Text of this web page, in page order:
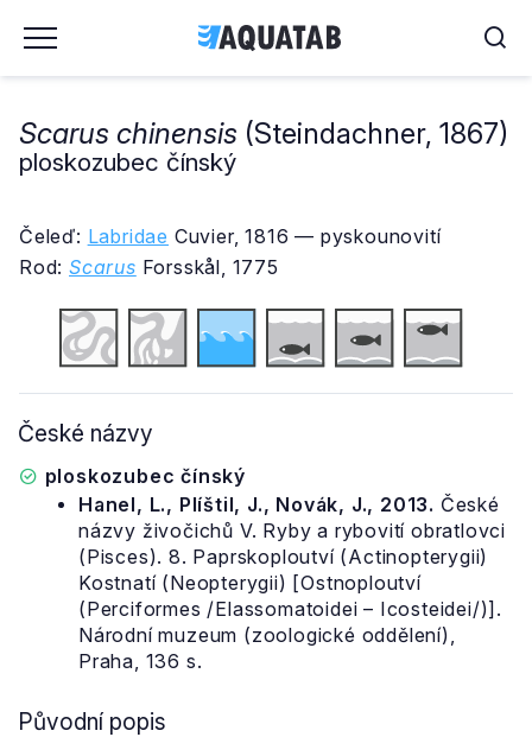
Scarus chinensis (Steindachner, 1867)
ploskozubec čínský
Čeleď: Labridae Cuvier, 1816 — pyskounovití
Rod: Scarus Forsskål, 1775
České názvy
ploskozubec čínský
Hanel, L., Plíštil, J., Novák, J., 2013. České
názvy živočichů V. Ryby a rybovití obratlovci
(Pisces). 8. Paprskoploutví (Actinopterygii)
Kostnatí (Neopterygii) [Ostnoploutví
(Perciformes /Elassomatoidei – Icosteidei/)].
Národní muzeum (zoologické oddělení),
Praha, 136 s.
Původní popis